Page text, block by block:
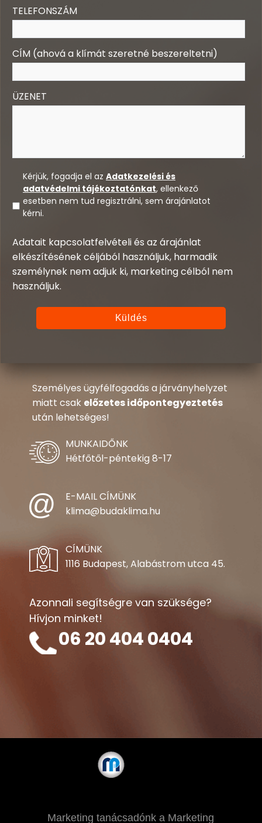
TELEFONSZÁM
CÍM (ahová a klímát szeretné beszereltetni)
ÜZENET
Kérjük, fogadja el az Adatkezelési és
adatvédelmi tájékoztatónkat, ellenkező
esetben nem tud regisztrálni, sem árajánlatot
kérni.
Adatait kapcsolatfelvételi és az árajánlat
elkészítésének céljából használjuk, harmadik
személynek nem adjuk ki, marketing célból nem
használjuk.
Személyes ügyfélfogadás a járványhelyzet
miatt csak előzetes időpontegyeztetés
után lehetséges!
MUNKAIDŐNK
Hétfőtől-péntekig 8-17
E-MAIL CÍMÜNK
klima@budaklima.hu
CÍMÜNK
1116 Budapest, Alabástrom utca 45.
Azonnali segítségre van szüksége?
Hívjon minket!
06 20 404 0404
Marketing tanácsadónk a Marketing